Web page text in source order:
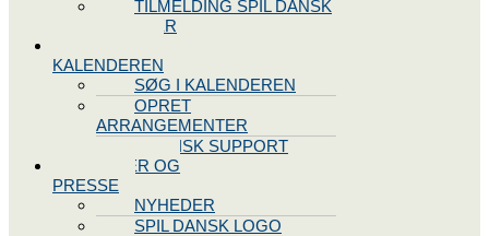
TILMELDING SPIL DANSK
ARTISTER
KALENDEREN
SØG I KALENDEREN
OPRET
ARRANGEMENTER
TEKNISK SUPPORT
NYHEDER OG
PRESSE
NYHEDER
SPIL DANSK LOGO